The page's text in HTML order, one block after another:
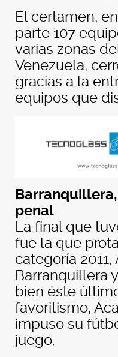
El certamen,
parte 107
varias zonas
Venezuela,
gracias a la
equipos que
penal
La final que
fue la que
categoría
Barranquillera
bien éste
favoritismo,
impuso su
juego.